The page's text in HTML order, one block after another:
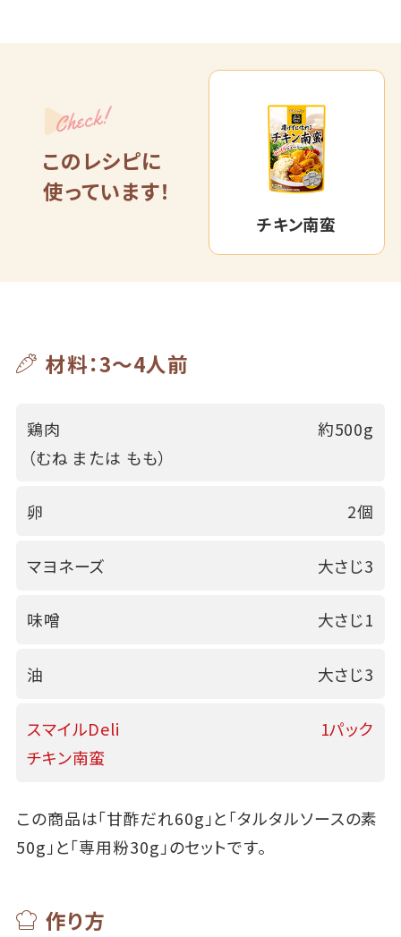
Check!
このレシピに
使っています！
チキン南蛮
材料：3～4人前
鶏肉
（むね または もも）
約500g
卵 2個
マヨネーズ 大さじ3
味噌 大さじ1
油 大さじ3
スマイルDeli
チキン南蛮
1パック
この商品は「甘酢だれ60g」と「タルタルソースの素
50g」と「専用粉30g」のセットです。
作り方